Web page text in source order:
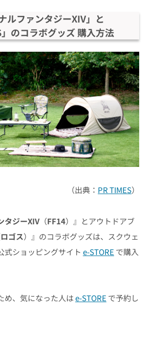
ルファンタジーXIV」と
」のコラボグッズ 購入方法
（出典： PR TIMES）
タジーXIV（FF14）』とアウトドアブ
ロゴス）』のコラボグッズは、スクウェ
式ショッピングサイト e-STORE で購入
め、気になった人はe-STORE で予約し